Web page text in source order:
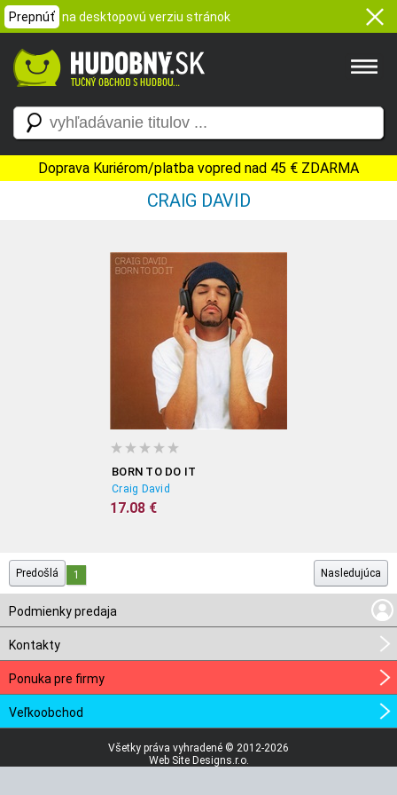
Prepnúť na desktopovú verziu stránok
Doprava Kuriérom/platba vopred nad 45 € ZDARMA
CRAIG DAVID
BORN TO DO IT
Craig David
17.08 €
Predošlá 1 Nasledujúca
Podmienky predaja
Kontakty
Ponuka pre firmy
Veľkoobchod
Všetky práva vyhradené © 2012-2026
Web Site Designs.r.o.